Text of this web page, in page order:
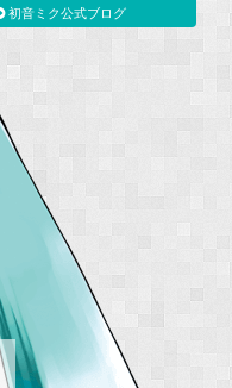
初音ミク公式ブログ